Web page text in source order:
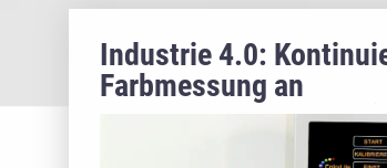
Industrie 4.0:
Farbmessung an
Kunststoffgranulaten
Produktionsprozess